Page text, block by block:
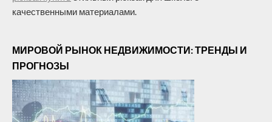
качественными материалами.
МИРОВОЙ РЫНОК НЕДВИЖИМОСТИ: ТРЕНДЫ И
ПРОГНОЗЫ